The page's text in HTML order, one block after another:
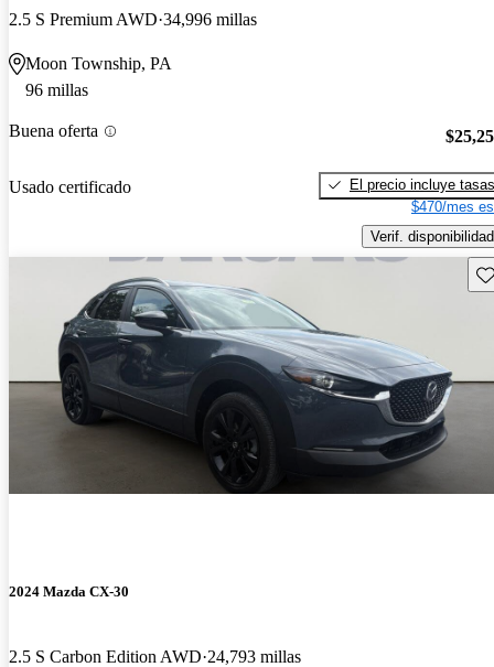
2.5 S Premium AWD 34,996 millas
Moon Township, PA
96 millas
Buena oferta
Usado certificado
El precio incluye tasas
$470/mes
Verif. disponibilidad
2024 Mazda CX-30
2.5 S Carbon Edition AWD 24,793 millas